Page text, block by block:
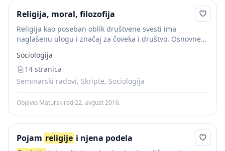
Religija, moral, filozofija
Religija kao poseban oblik društvene svesti ima
naglašenu ulogu i značaj za čoveka i društvo. Osnovne
socijalna funkcija. Saznajna funkcija
činjenici...
Sociologija
14 stranica
Seminarski radovi, Skripte, Sociologija
Objavio Maturskirad·22. avgust 2016.
Pojam religije i njena podela